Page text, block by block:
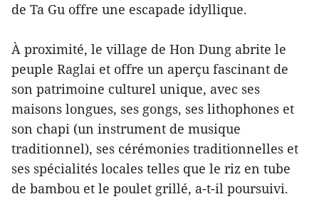
de Ta Gu offre une escapade idyllique.
À proximité, le village de Hon Dung abrite le
peuple Raglai et offre un aperçu fascinant de
son patrimoine culturel unique, avec ses
maisons longues, ses gongs, ses lithophones et
son chapi (un instrument de musique
traditionnel), ses cérémonies traditionnelles et
ses spécialités locales telles que le riz en tube
de bambou et le poulet grillé, a-t-il poursuivi.